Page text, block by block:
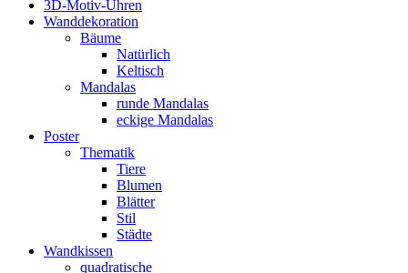
3D-Motiv-Uhren
Wanddekoration
Bäume
Natürlich
Keltisch
Mandalas
runde Mandalas
eckige Mandalas
Poster
Thematik
Tiere
Blumen
Blätter
Stil
Städte
Wandkissen
quadratische